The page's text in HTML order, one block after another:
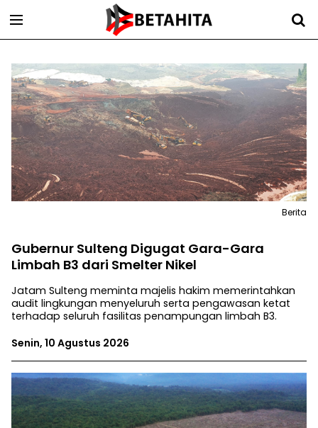
Gubernur Sulteng Digugat Gara-Gara
Limbah B3 dari Smelter Nikel
Jatam Sulteng meminta majelis hakim memerintahkan
audit lingkungan menyeluruh serta pengawasan ketat
terhadap seluruh fasilitas penampungan limbah B3.
Senin, 10 Agustus 2026
Berita